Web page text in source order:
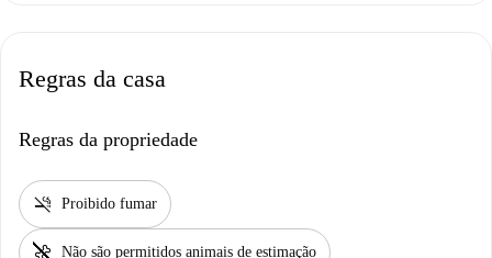
Regras da casa
Regras da propriedade
smoke_free Proibido fumar
pet_supplies Não são permitidos animais de estimação